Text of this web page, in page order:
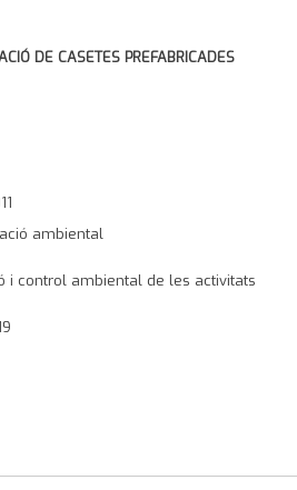
DE CASETES PREFABRICADES
ambiental
i control ambiental de les activitats